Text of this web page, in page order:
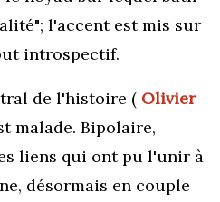
l'accent est mis sur
introspectif.
de l'histoire ( Olivier
malade. Bipolaire,
liens qui ont pu l'unir à
désormais en couple